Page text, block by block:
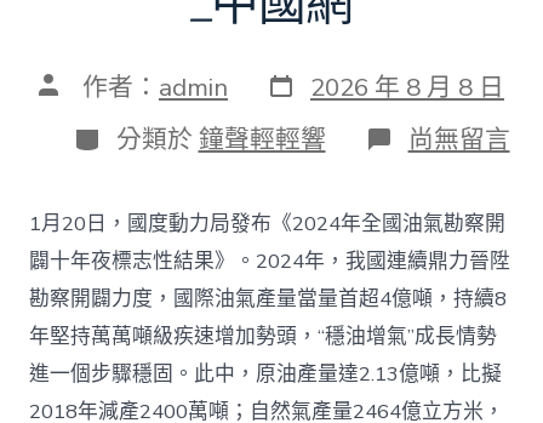
文 作者： admin 發
表
日
期
2026 年 8 月 8 日
分
類
分類於 鐘聲輕輕響 在
〈往
國
際
油
氣
查
包
養
app
產
尚無留言
1月20日，國度動力局發布《2024年全國油氣勘察開
闢十年夜標志性結果》。2024年，我國連續鼎力晉陞
勘察開闢力度，國際油氣產量當量首超4億噸，持續8
年堅持萬萬噸級疾速增加勢頭，“穩油增氣”成長情勢
進一個步驟穩固。此中，原油產量達2.13億噸，比擬
2018年減產2400萬噸；自然氣產量2464億立方米，